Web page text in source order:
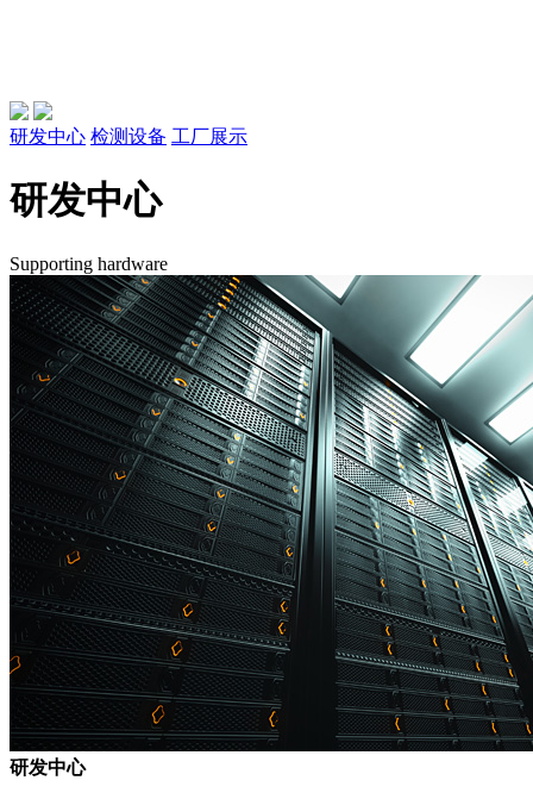
研发中心 检测设备 工厂展示
研发中心
Supporting hardware
研发中心